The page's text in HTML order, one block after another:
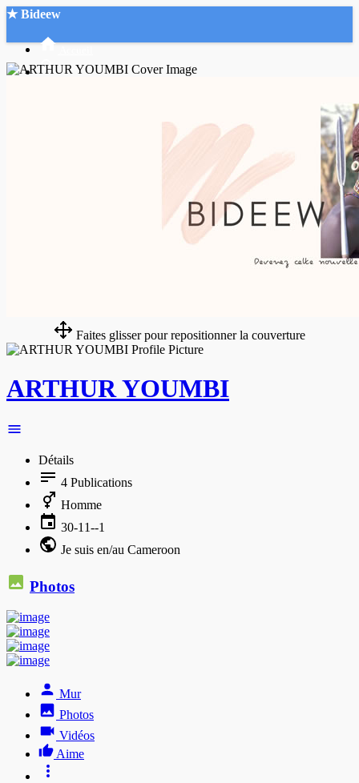
★ Bideew
Faites glisser pour repositionner la couverture
ARTHUR YOUMBI
Détails
4 Publications
Homme
30-11--1
Je suis en/au Cameroon
Photos
Mur
Photos
Vidéos
Aime